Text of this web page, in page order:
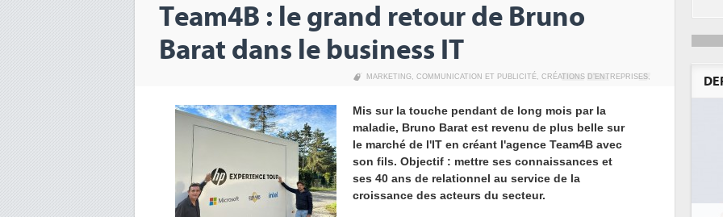
Team4B : le grand retour de Bruno
Barat dans le business IT
MARKETING, COMMUNICATION ET PUBLICITÉ, CRÉATIONS D’ENTREPRISES,
Mis sur la touche pendant de long mois par la
maladie, Bruno Barat est revenu de plus belle sur
le marché de l'IT en créant l'agence Team4B avec
son fils. Objectif : mettre ses connaissances et
ses 40 ans de relationnel au service de la
croissance des acteurs du secteur.